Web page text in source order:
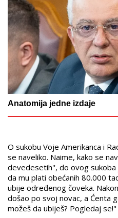
Anatomija jedne izdaje
O sukobu Voje Amerikanca i
se naveliko. Naime, kako se
devedesetih'', do ovog
da mu plati obećanih 80.000
ubije određenog čoveka.
došao po svoj novac, a Ćenta
možeš da ubiješ? Pogledaj se!"